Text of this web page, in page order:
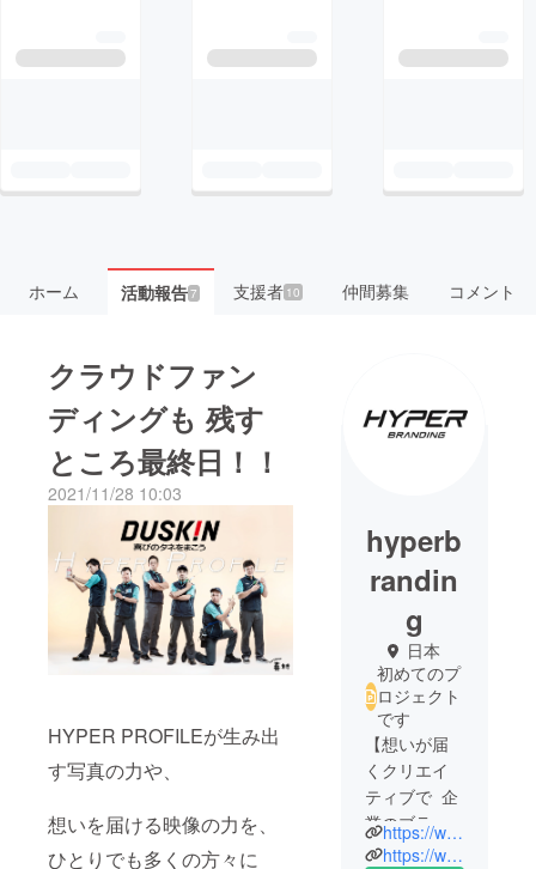
ホーム 活動報告7 支援者 10 仲間募集 コメント
クラウドファン
ディングも 残す
ところ最終日！！
2021/11/28 10:03
HYPER PROFILEが生み出
す写真の力や、
想いを届ける映像の力を、
ひとりでも多くの方々に
hyperb
randin
g
日本
初めてのプ
ロジェクト
です
【想いが届
くクリエイ
ティブで 企
業のブラン
ディングを
https://www.instagram.com/hyper_profile/
https://www.hyper-branding.com/